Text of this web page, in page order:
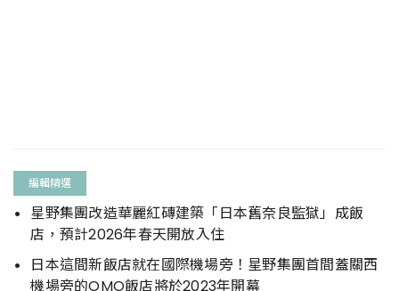
編輯精選
星野集團改造華麗紅磚建築「日本舊奈良監獄」成飯
店，預計2026年春天開放入住
日本這間新飯店就在國際機場旁！星野集團首間蓋關西
機場旁的OMO飯店將於2023年開幕